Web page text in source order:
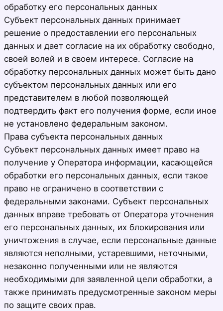
обработку его персональных данных
Субъект персональных данных принимает
решение о предоставлении его персональных
данных и дает согласие на их обработку свободно,
своей волей и в своем интересе. Согласие на
обработку персональных данных может быть дано
субъектом персональных данных или его
представителем в любой позволяющей
подтвердить факт его получения форме, если иное
не установлено федеральным законом.
Права субъекта персональных данных
Субъект персональных данных имеет право на
получение у Оператора информации, касающейся
обработки его персональных данных, если такое
право не ограничено в соответствии с
федеральными законами. Субъект персональных
данных вправе требовать от Оператора уточнения
его персональных данных, их блокирования или
уничтожения в случае, если персональные данные
являются неполными, устаревшими, неточными,
незаконно полученными или не являются
необходимыми для заявленной цели обработки, а
также принимать предусмотренные законом меры
по защите своих прав.